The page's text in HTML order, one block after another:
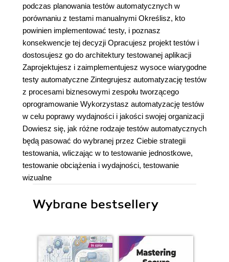
podczas planowania testów automatycznych w
porównaniu z testami manualnymi Określisz, kto
powinien implementować testy, i poznasz
konsekwencje tej decyzji Opracujesz projekt testów i
dostosujesz go do architektury testowanej aplikacji
Zaprojektujesz i zaimplementujesz wysoce wiarygodne
testy automatyczne Zintegrujesz automatyzację testów
z procesami biznesowymi zespołu tworzącego
oprogramowanie Wykorzystasz automatyzację testów
w celu poprawy wydajności i jakości swojej organizacji
Dowiesz się, jak różne rodzaje testów automatycznych
będą pasować do wybranej przez Ciebie strategii
testowania, wliczając w to testowanie jednostkowe,
testowanie obciążenia i wydajności, testowanie
wizualne
Wybrane bestsellery